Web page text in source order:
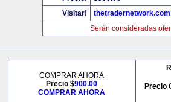
Visitar!
thetradernetwork.com
Serán consideradas
COMPRAR AHORA
Precio $900.00
COMPRAR AHORA
Precio